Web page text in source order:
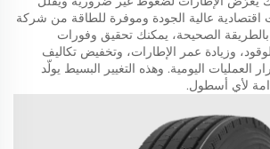
اقتصادية عالية الجودة وموفرة للطاقة من شركة
الصحيحة، يمكنك تحقيق وفورات
وزيادة عمر الإطارات، وتخفيض تكاليف
العمليات اليومية. وهذه التغيير البسيط يولّد
لأي أسطول.